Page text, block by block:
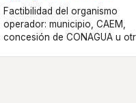
Factibilidad del organismo
operador: municipio, CAEM,
concesión de CONAGUA u